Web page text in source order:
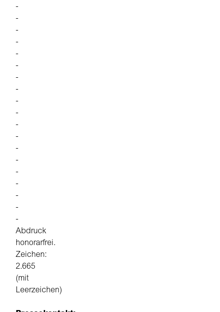
-
-
-
-
-
-
-
-
-
-
-
-
-
-
-
-
-
-
-
Abdruck
honorarfrei.
Zeichen:
2.665
(mit
Leerzeichen)